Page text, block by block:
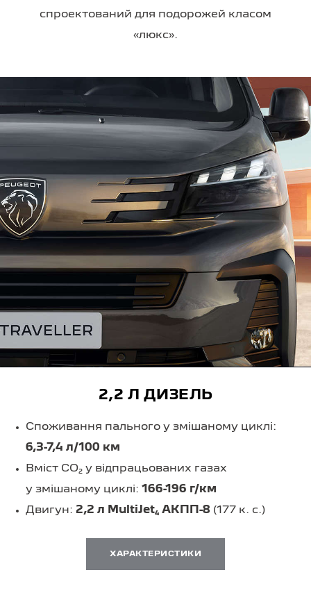
спроектований для подорожей класом
«люкс».
2,2 Л ДИЗЕЛЬ
Споживання пального у змішаному циклі:
6,3-7,4 л/100 км
Вміст CO₂ у відпрацьованих газах
у змішаному циклі:166-196 г/км
Двигун: 2,2 л MultiJet₄ АКПП-8 (177 к. с.)
ХАРАКТЕРИСТИКИ